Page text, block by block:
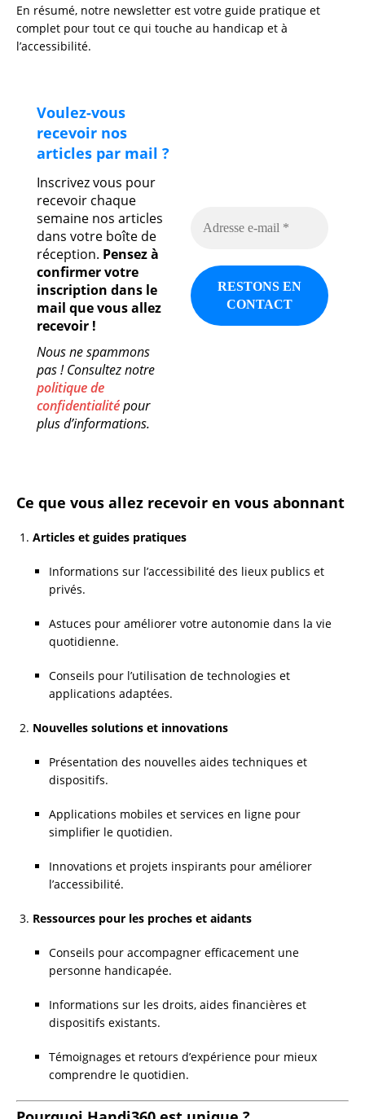
En résumé, notre newsletter est votre guide pratique et
complet pour tout ce qui touche au handicap et à
l’accessibilité.
Voulez-vous
recevoir nos
articles par mail ?
Inscrivez vous pour
recevoir chaque
semaine nos articles
dans votre boîte de
réception. Pensez à
confirmer votre
inscription dans le
mail que vous allez
recevoir !
Nous ne spammons
pas ! Consultez notre
politique de
confidentialitépour
plus d’informations.
Ce que vous allez recevoir en vous abonnant
Articles et guides pratiques
Informations sur l’accessibilité des lieux publics et
privés.
Astuces pour améliorer votre autonomie dans la vie
quotidienne.
Conseils pour l’utilisation de technologies et
applications adaptées.
Nouvelles solutions et innovations
Présentation des nouvelles aides techniques et
dispositifs.
Applications mobiles et services en ligne pour
simplifier le quotidien.
Innovations et projets inspirants pour améliorer
l’accessibilité.
Ressources pour les proches et aidants
Conseils pour accompagner efficacement une
personne handicapée.
Informations sur les droits, aides financières et
dispositifs existants.
Témoignages et retours d’expérience pour mieux
comprendre le quotidien.